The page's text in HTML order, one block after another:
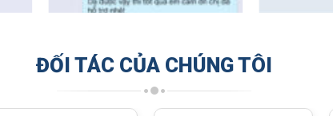
ĐỐI TÁC CỦA CHÚNG TÔI